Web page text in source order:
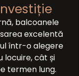
balcoanele
excelentă
într-o alegere
locuire, cât și
termen lung.